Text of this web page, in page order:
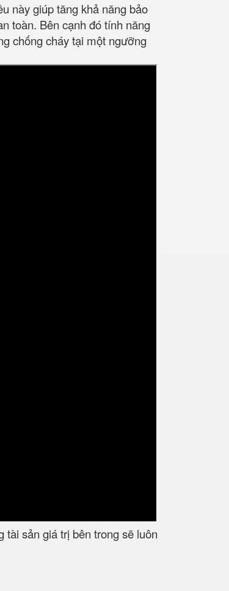
này giúp tăng khả năng bảo
toàn. Bên cạnh đó tính năng
chống cháy tại một ngưỡng
tài sản giá trị bên trong sẽ luôn